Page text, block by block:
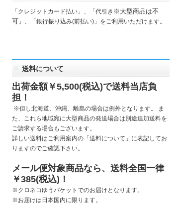
「クレジットカード払い」、「代引き ※大型商品は不
可 」、「銀行振り込み(前払い)」をご利用いただけます。
送料について
出荷金額￥5,500(税込)で送料当店負
担！
※但し北海道、沖縄、離島の場合は例外となります。 ま
た、これら地域宛に大型商品の発送場合は別途追加送料を
ご請求する場合もございます。
詳しい送料はご利用案内の「 送料について 」に表記してお
りますのでご確認下さい。
メール便対象商品なら、送料全国一律
￥385(税込)！
※クロネコゆうパケットでのお届けとなります。
※お届けは日本国内に限ります。